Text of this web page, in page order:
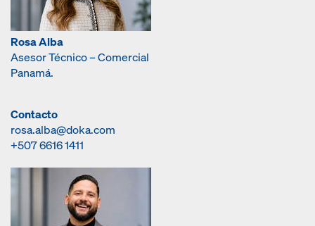
Rosa Alba
Asesor Técnico – Comercial
Panamá.
Contacto
rosa.alba@doka.com
+507 6616 1411